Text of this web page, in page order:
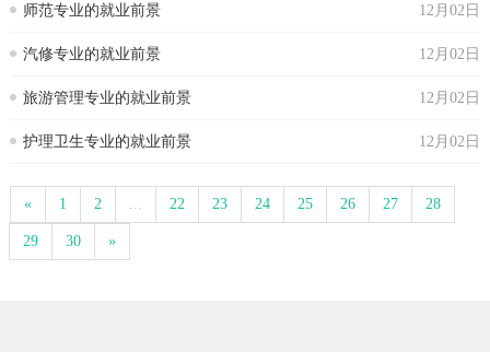
师范专业的就业前景 12月02日
汽修专业的就业前景 12月02日
旅游管理专业的就业前景 12月02日
护理卫生专业的就业前景 12月02日
« 1 2 22 23 24 25 26 27 28
29 30 »